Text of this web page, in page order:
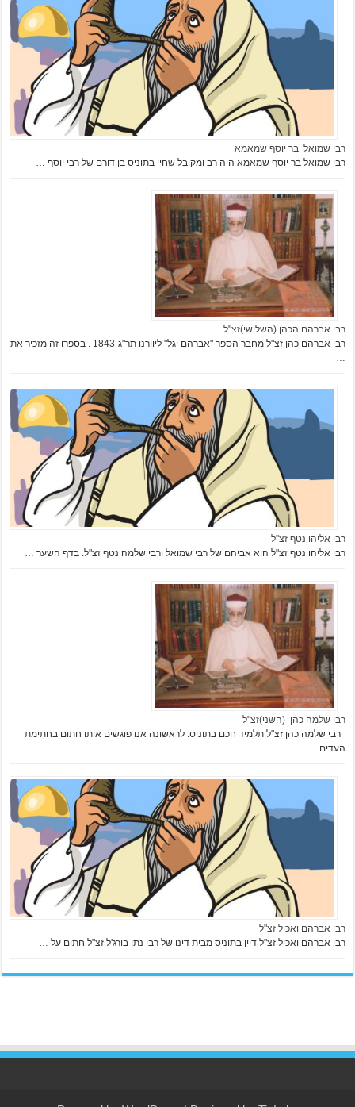
רבי שמואל בר יוסף שמאמא
רבי שמואל בר יוסף שמאמא היה רב ומקובל שחיי בתוניס בן דורם של רבי יוסף …
רבי אברהם הכהן (השלישי)זצ"ל
רבי אברהם כהן זצ"ל מחבר הספר "אברהם יגל" ליוורנו תר"ג-1843 . בספרו זה מזכיר את
…
רבי אליהו נטף זצ"ל
רבי אליהו נטף זצ"ל הוא אביהם של רבי שמואל ורבי שלמה נטף זצ"ל. בדף השער …
רבי שלמה כהן (השני)זצ"ל
רבי שלמה כהן זצ"ל תלמיד חכם בתוניס. לראשונה אנו פוגשים אותו חתום בחתימת
העדים …
רבי אברהם ואכיל זצ"ל
רבי אברהם ואכיל זצ"ל דיין בתוניס מבית דינו של רבי נתן בורג'ל זצ"ל חתום על …